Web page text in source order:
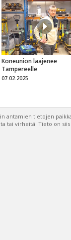
Koneunion laajenee
Tampereelle
07.02.2025
antamien tietojen
tai virheitä. Tieto on